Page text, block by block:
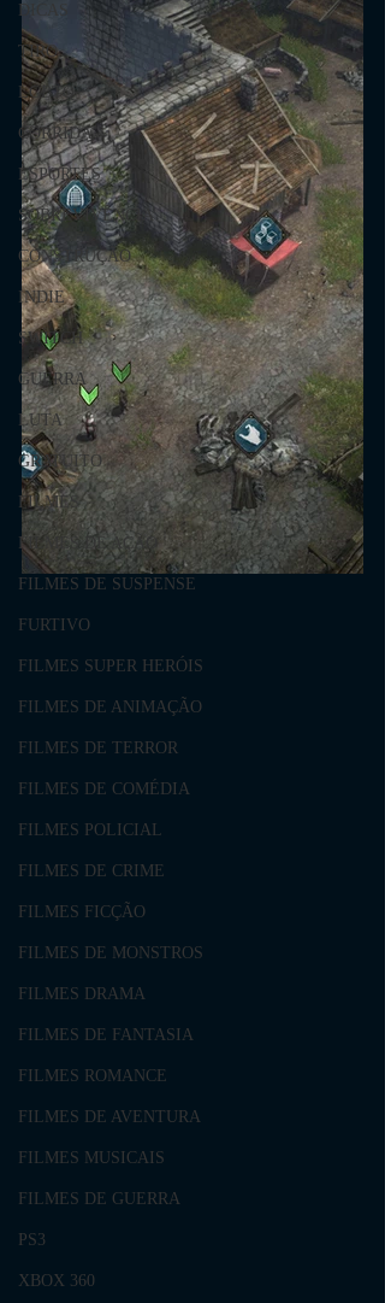
DICAS
TIRO
LGBTQ+
CORRIDA
ESPORTES
SOBREVIVÊNCIA
CONSTRUÇÃO
INDIE
SWITCH
GUERRA
LUTA
GRATUITO
FILMES
FILMES DE AÇÃO
FILMES DE SUSPENSE
FURTIVO
FILMES SUPER HERÓIS
FILMES DE ANIMAÇÃO
FILMES DE TERROR
FILMES DE COMÉDIA
FILMES POLICIAL
FILMES DE CRIME
FILMES FICÇÃO
FILMES DE MONSTROS
FILMES DRAMA
FILMES DE FANTASIA
FILMES ROMANCE
FILMES DE AVENTURA
FILMES MUSICAIS
FILMES DE GUERRA
PS3
XBOX 360